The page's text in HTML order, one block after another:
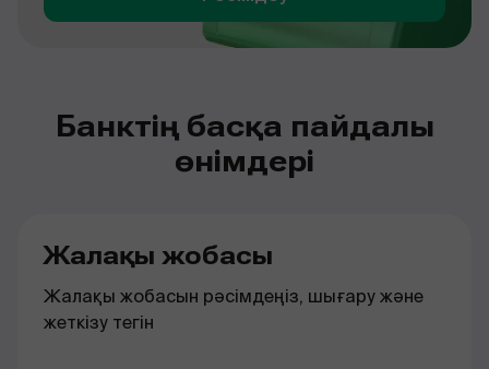
Банктің басқа пайдалы
өнімдері
Жалақы жобасы
Жалақы жобасын рәсімдеңіз, шығару және
жеткізу тегін